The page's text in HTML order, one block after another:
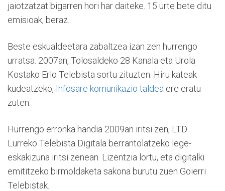
jaiotzatzat bigarren hori har daiteke. 15 urte bete ditu
emisioak, beraz.
Beste eskualdeetara zabaltzea izan zen hurrengo
urratsa. 2007an, Tolosaldeko 28 Kanala eta Urola
Kostako Erlo Telebista sortu zituzten. Hiru kateak
kudeatzeko, Infosare komunikazio taldea ere eratu
zuten.
Hurrengo erronka handia 2009an iritsi zen, LTD
Lurreko Telebista Digitala berrantolatzeko lege-
eskakizuna iritsi zenean. Lizentzia lortu, eta digitalki
emititzeko birmoldaketa sakona burutu zuen Goierri
Telebistak.